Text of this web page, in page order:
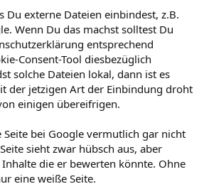
Du externe Dateien einbindest, z.B.
Wenn Du das machst solltest Du
entsprechend
Consent-Tool diesbezüglich
solche Dateien lokal, dann ist es
der jetzigen Art der Einbindung droht
einigen übereifrigen.
bei Google vermutlich gar nicht
sieht zwar hübsch aus, aber
die er bewerten könnte. Ohne
eine weiße Seite.